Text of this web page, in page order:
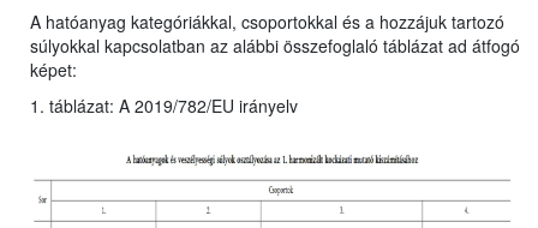
A hatóanyag kategóriákkal, csoportokkal és a hozzájuk tartozó
súlyokkal kapcsolatban az alábbi összefoglaló táblázat ad átfogó
képet:
1. táblázat: A 2019/782/EU irányelv